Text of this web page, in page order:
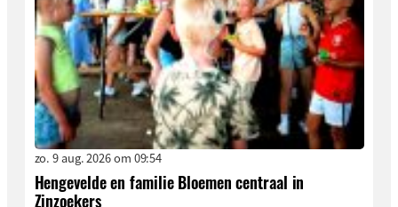
zo. 9 aug. 2026 om 09:54
Hengevelde en familie Bloemen centraal in
Zinzoekers